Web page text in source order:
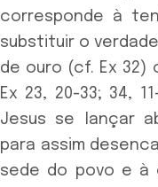
corresponde à
substituir o
de ouro (cf. Ex 32)
Ex 23, 20-33; 34,
Jesus se lançar
para assim
sede do povo e à